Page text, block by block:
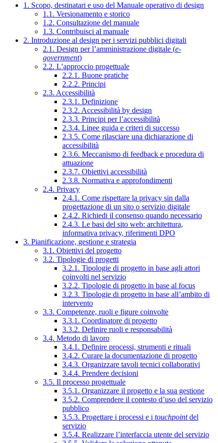
1. Scopo, destinatari e uso del Manuale operativo di design
1.1. Versionamento e storico
1.2. Consultazione del manuale
1.3. Contribuisci al manuale
2. Introduzione al design per i servizi pubblici digitali
2.1. Design per l’amministrazione digitale (e-
government)
2.2. L’approccio progettuale
2.2.1. Buone pratiche
2.2.2. Principi
2.3. Accessibilità
2.3.1. Definizione
2.3.2. Accessibilità by design
2.3.3. Principi per l’accessibilità
2.3.4. Linee guida e criteri di successo
2.3.5. Come rilasciare una dichiarazione di
accessibilità
2.3.6. Meccanismo di feedback e procedura di
attuazione
2.3.7. Obiettivi accessibilità
2.3.8. Normativa e approfondimenti
2.4. Privacy
2.4.1. Come rispettare la privacy sin dalla
progettazione di un sito o servizio digitale
2.4.2. Richiedi il consenso quando necessario
2.4.3. Le basi del sito web: architettura,
informativa privacy, riferimenti DPO
3. Pianificazione, gestione e strategia
3.1. Obiettivi del progetto
3.2. Tipologie di progetti
3.2.1. Tipologie di progetto in base agli attori
coinvolti nel servizio
3.2.2. Tipologie di progetto in base al focus
3.2.3. Tipologie di progetto in base all’ambito di
intervento
3.3. Competenze, ruoli e figure coinvolte
3.3.1. Coordinatore di progetto
3.3.2. Definire ruoli e responsabilità
3.4. Metodo di lavoro
3.4.1. Definire processi, strumenti e rituali
3.4.2. Curare la documentazione di progetto
3.4.3. Organizzare tavoli tecnici collaborativi
3.4.4. Prendere decisioni
3.5. Il processo progettuale
3.5.1. Organizzare il progetto e la sua gestione
3.5.2. Comprendere il contesto d’uso del servizio
pubblico
3.5.3. Progettare i processi e i touchpointdel
servizio
3.5.4. Realizzare l’interfaccia utente del servizio